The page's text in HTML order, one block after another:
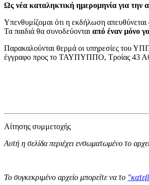
Ως νέα καταληκτική ημερομηνία για την
Υπενθυμίζομαι ότι η εκδήλωση απευθύνεται
Τα παιδιά θα συνοδεύονται από έναν μόνο
Παρακαλούνται θερμά οι υπηρεσίες του
έγγραφο προς το ΤΑΥΠΥΠΠΟ, Τροίας 43
Αίτησης συμμετοχής
Αυτή η σελίδα περιέχει ενσωματωμένο το
Το συγκεκριμένο αρχείο μπορείτε να το